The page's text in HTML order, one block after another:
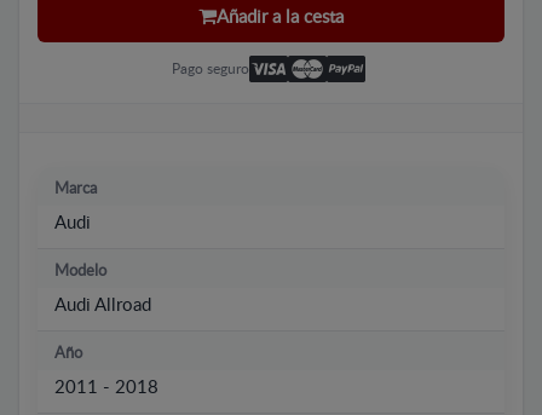
Añadir a la cesta
Pago seguro
Marca
Audi
Modelo
Audi Allroad
Año
2011 - 2018